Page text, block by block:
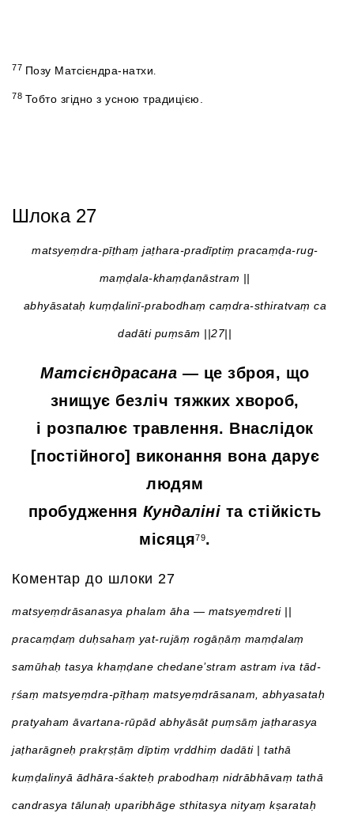
77 Позу Матсієндра-натхи
78 Тобто згідно з усною традицією.
Шлока 27
matsyeṃdra-pīṭhaṃ jaṭhara-pradīptiṃ pracaṃḍa-rug-
maṃḍala-khaṃḍanāstram ||
abhyāsataḥ kuṃḍalinī-prabodhaṃ caṃdra-sthiratvaṃ ca
dadāti puṃsām ||27||
Матсієндрасана — це зброя, що
знищує безліч тяжких хвороб,
і розпалює травлення. Внаслідок
[постійного] виконання вона дарує
людям
пробудження Кундаліні та стійкість
місяця79.
Коментар до шлоки 27
matsyeṃdrāsanasya phalam āha — matsyeṃdreti ||
pracaṃḍaṃ duḥsahaṃ yat-rujāṃ rogāṇāṃ maṃḍalaṃ
samūhaḥ tasya khaṃḍane chedane’stram astram iva tād-
ṛśaṃ matsyeṃdra-pīṭhaṃ matsyeṃdrāsanam, abhyasataḥ
pratyaham āvartana-rūpād abhyāsāt puṃsāṃ jaṭharasya
jaṭharāgneḥ prakṛṣṭāṃ dīptiṃ vṛddhiṃ dadāti | tathā
kuṃḍalinyā ādhāra-śakteḥ prabodhaṃ nidrābhāvaṃ tathā
candrasya tālunaḥ uparibhāge sthitasya nityaṃ kṣarataḥ